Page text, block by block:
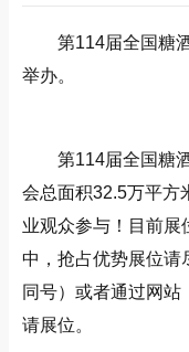
第114届全国糖
举办。
第114届全国糖
会总面积32.5万平方
业观众参与！目前展
中，抢占优势展位请
同号）或者通过网站
请展位。